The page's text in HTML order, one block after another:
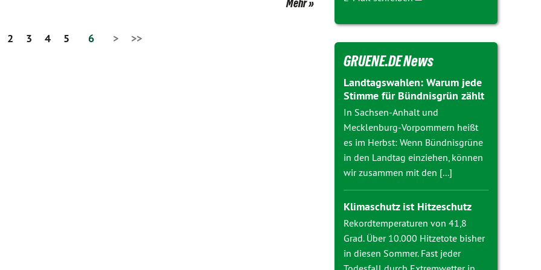
Mehr
2 3 4 5 6 > >>
GRUENE.DE News
Landtagswahlen: Warum jede
Stimme für Bündnisgrün zählt
In Sachsen-Anhalt und
Mecklenburg-Vorpommern heißt
es im Herbst: Wenn Bündnisgrüne
in den Landtag einziehen, können
wir zusammen mit den [...]
Klimaschutz ist Hitzeschutz
Rekordtemperaturen von 41,8
Grad. Über 10.000 Hitzetote bisher
in diesen Sommer. Fast jeder